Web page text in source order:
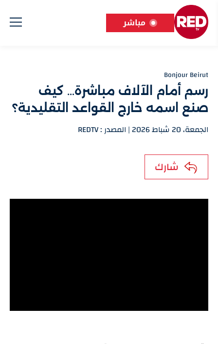
مباشر
Bonjour Beirut
رسم أمام الآلاف مباشرة… كيف
صنع اسمه خارج القواعد التقليدية؟
الجمعة، 20 شباط 2026 | المصدر : REDTV
شارك